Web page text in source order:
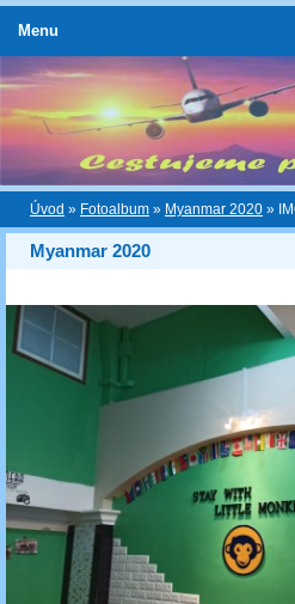
Úvod » Fotoalbum » Myanmar 2020 »
Myanmar 2020
Menu